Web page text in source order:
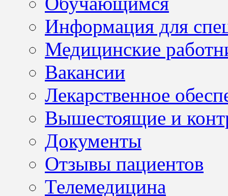
Информация для
Медицинские
Вакансии
Лекарственное
Вышестоящие и
Документы
Отзывы пациентов
Телемедицина